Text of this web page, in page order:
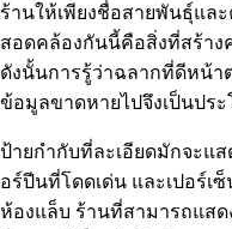
ร้านให้เพียงชื่อสายพันธุ์แล
สอดคล้องกันนี้คือสิ่งที่สร้า
ดังนั้นการรู้ว่าฉลากที่ดีหน้า
ข้อมูลขาดหายไปจึงเป็นประ
ป้ายกำกับที่ละเอียดมักจะแ
อร์ปีนที่โดดเด่น และเปอร์
ห้องแล็บ ร้านที่สามารถแส